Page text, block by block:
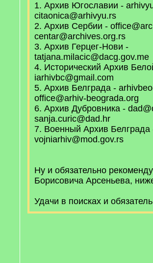
1. Архив Югославии -
citaonica@arhivyu.rs
2. Архив Сербии -
centar@archives.org.rs
3. Архив Герцег-Нови -
tatjana.milacic@dacg.gov.me
4. Исторический Архив
iarhivbc@gmail.com
5. Архив Белграда -
office@arhiv-beograda.org
6. Архив Дубровника -
sanja.curic@dad.hr
7. Военный Архив Белграда
vojniarhiv@mod.gov.rs
Ну и обязательно
Борисовича Арсеньева,
Удачи в поисках и